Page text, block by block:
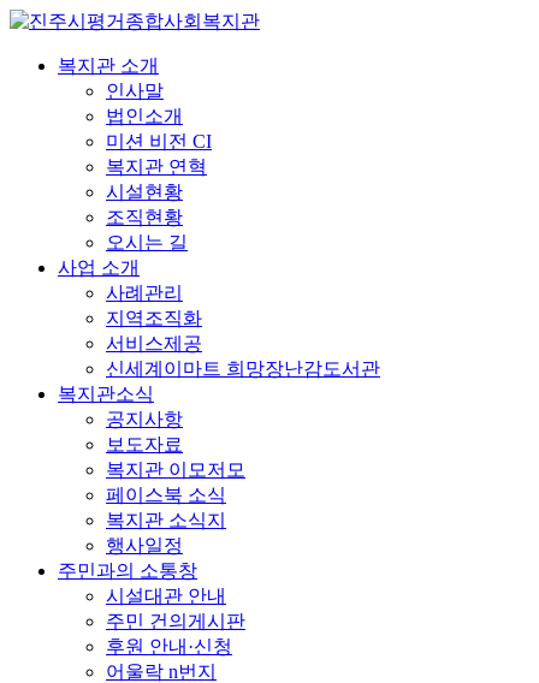
복지관 소개
인사말
법인소개
미션 비전 CI
복지관 연혁
시설현황
조직현황
오시는 길
사업 소개
사례관리
지역조직화
서비스제공
신세계이마트 희망장난감도서관
복지관소식
공지사항
보도자료
복지관 이모저모
페이스북 소식
복지관 소식지
행사일정
주민과의 소통창
시설대관 안내
주민 건의게시판
후원 안내·신청
어울락 n번지